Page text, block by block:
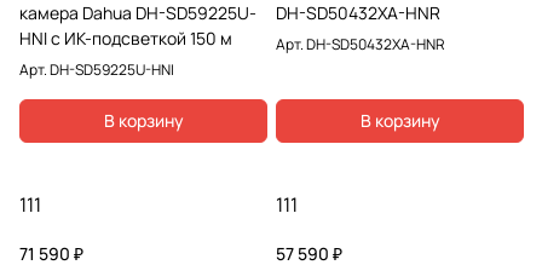
камера Dahua DH-SD59225U-
HNI с ИК-подсветкой 150 м
Арт.DH-SD59225U-HNI
В корзину
DH-SD50432XA-HNR
Арт.DH-SD50432XA-HNR
В корзину
111
71 590 ₽
111
57 590 ₽